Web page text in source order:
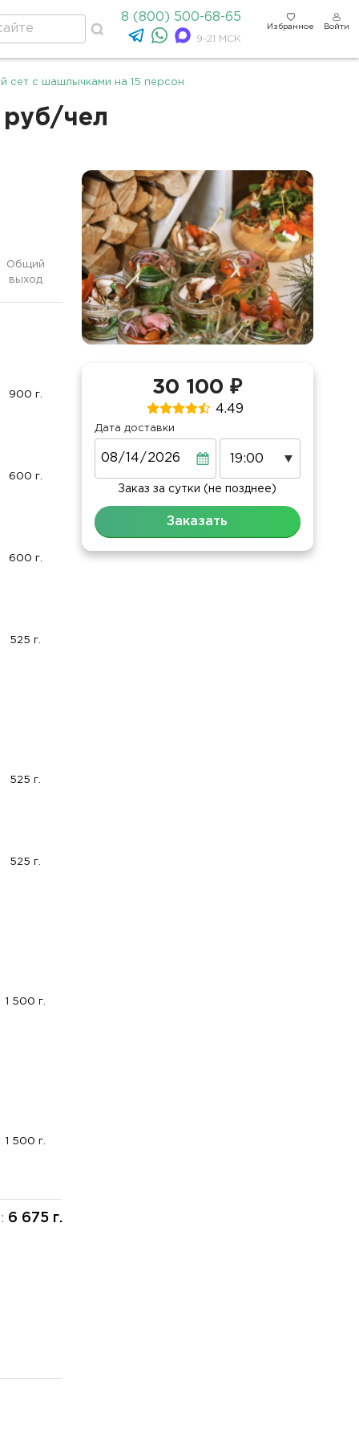
8 (800) 500-68-65
9-21 МСК
Избранное Войти
сет с шашлычками на 15 персон
чел
Общий
выход
900 г.
600 г.
600 г.
525 г.
525 г.
525 г.
1 500 г.
1 500 г.
6 675 г.
30 100 ₽
4.49
Дата доставки
Заказ за сутки (не позднее)
Заказать